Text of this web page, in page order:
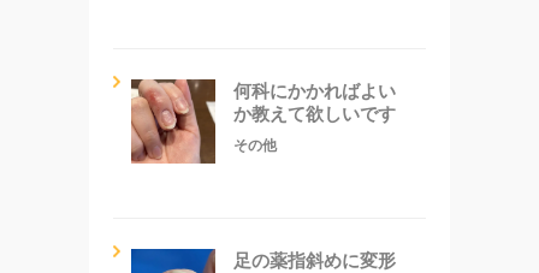
何科にかかればよい
か教えて欲しいです
その他
足の薬指斜めに変形